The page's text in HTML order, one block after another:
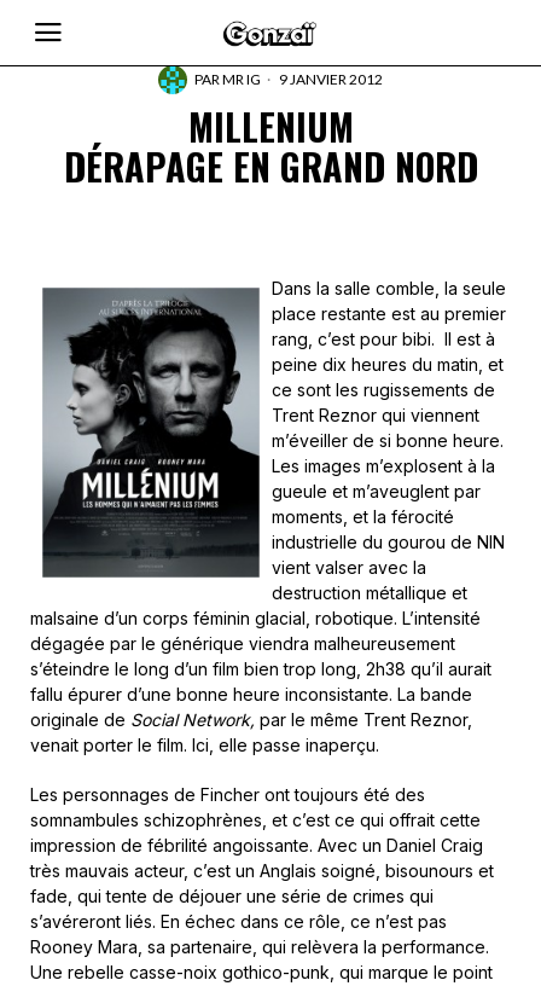
PARMR IG 9 JANVIER 2012
MILLENIUM
DÉRAPAGE EN GRAND NORD
Dans la salle comble, la seule
place restante est au premier
rang, c’est pour bibi. Il est à
peine dix heures du matin, et
ce sont les rugissements de
Trent Reznor qui viennent
m’éveiller de si bonne heure.
Les images m’explosent à la
gueule et m’aveuglent par
moments, et la férocité
industrielle du gourou de NIN
vient valser avec la
destruction métallique et
malsaine d’un corps féminin glacial, robotique. L’intensité
dégagée par le générique viendra malheureusement
s’éteindre le long d’un film bien trop long, 2h38 qu’il aurait
fallu épurer d’une bonne heure inconsistante. La bande
originale de Social Network, par le même Trent Reznor,
venait porter le film. Ici, elle passe inaperçu.
Les personnages de Fincher ont toujours été des
somnambules schizophrènes, et c’est ce qui offrait cette
impression de fébrilité angoissante. Avec un Daniel Craig
très mauvais acteur, c’est un Anglais soigné, bisounours et
fade, qui tente de déjouer une série de crimes qui
s’avéreront liés. En échec dans ce rôle, ce n’est pas
Rooney Mara, sa partenaire, qui relèvera la performance.
Une rebelle casse-noix gothico-punk, qui marque le point